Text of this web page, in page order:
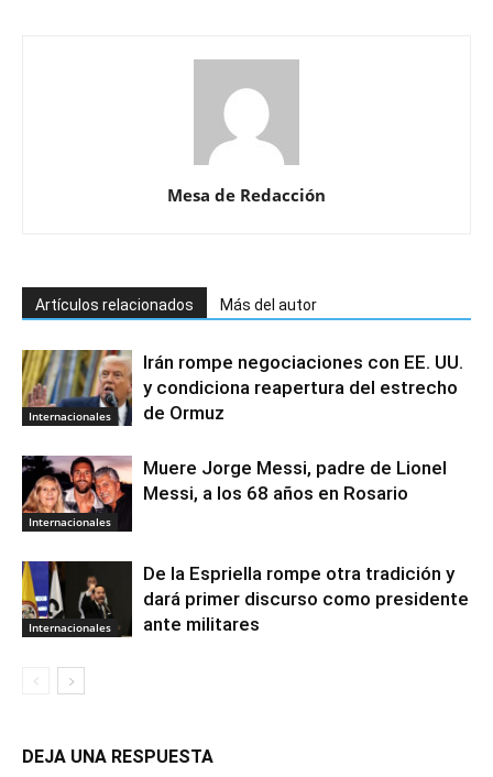
Mesa de Redacción
Artículos relacionados Más del autor
Internacionales
Irán rompe negociaciones con EE. UU.
y condiciona reapertura del estrecho
de Ormuz
Internacionales
Muere Jorge Messi, padre de Lionel
Messi, a los 68 años en Rosario
Internacionales
De la Espriella rompe otra tradición y
dará primer discurso como presidente
ante militares
DEJA UNA RESPUESTA